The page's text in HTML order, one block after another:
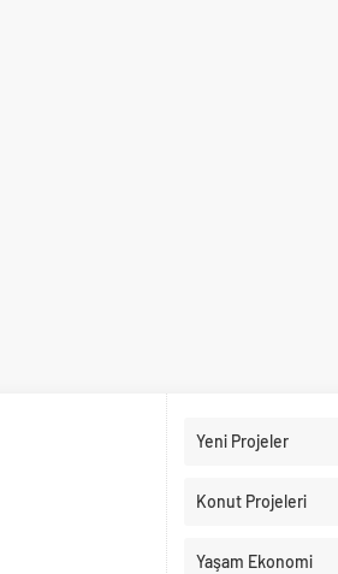
Yeni Projeler
Konut Projeleri
Yaşam Ekonomi